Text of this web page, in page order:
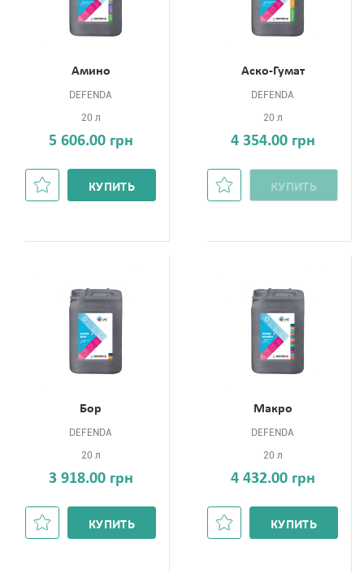
Амино
DEFENDA
20 л
5 606.00 грн
КУПИТЬ
Аско-Гумат
DEFENDA
20 л
4 354.00 грн
КУПИТЬ
Бор
DEFENDA
20 л
3 918.00 грн
КУПИТЬ
Макро
DEFENDA
20 л
4 432.00 грн
КУПИТЬ